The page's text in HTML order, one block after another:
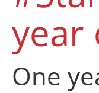
year
One